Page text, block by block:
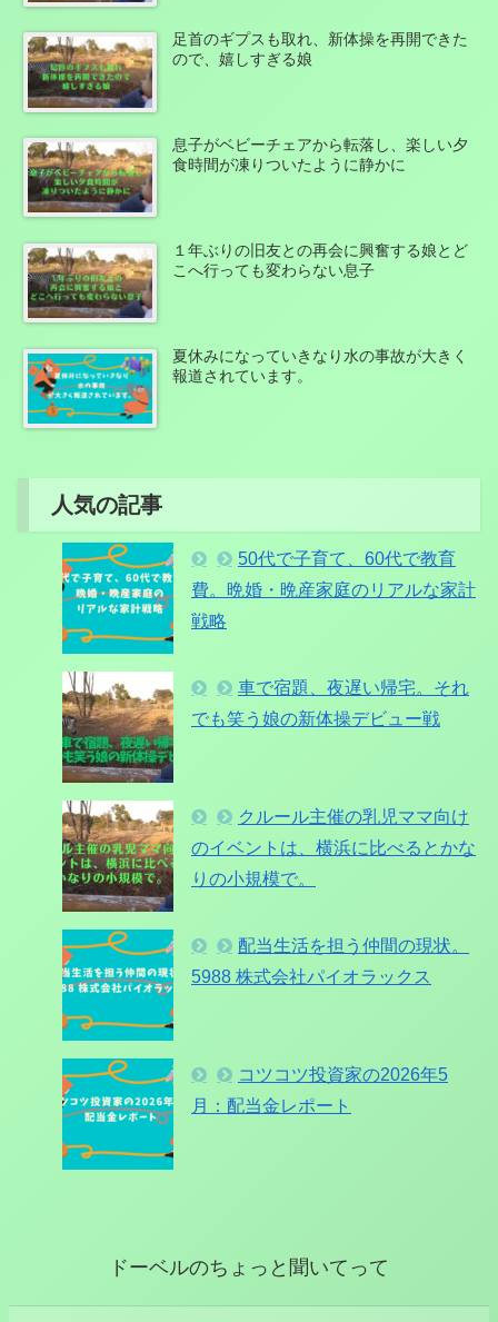
足首のギプスも取れ、新体操を再開できた
ので、嬉しすぎる娘
息子がベビーチェアから転落し、楽しい夕
食時間が凍りついたように静かに
１年ぶりの旧友との再会に興奮する娘とど
こへ行っても変わらない息子
夏休みになっていきなり水の事故が大きく
報道されています。
人気の記事
50代で子育て、60代で教育
費。晩婚・晩産家庭のリアルな家計
戦略
車で宿題、夜遅い帰宅。それ
でも笑う娘の新体操デビュー戦
クルール主催の乳児ママ向け
のイベントは、横浜に比べるとかな
りの小規模で。
配当生活を担う仲間の現状。
5988 株式会社パイオラックス
コツコツ投資家の2026年5
月：配当金レポート
ドーベルのちょっと聞いてって